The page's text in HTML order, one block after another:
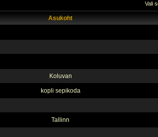
Vali
Asukoht
Koluvan
kopli sepikoda
Tallinn